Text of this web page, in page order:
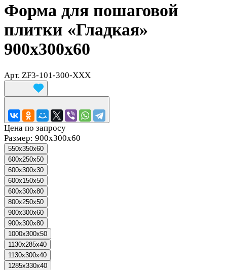
Форма для пошаговой
плитки «Гладкая»
900х300х60
Арт. ZF3-101-300-XXX
Цена по запросу
Размер: 900х300х60
550х350х60
600x250x50
600x300x30
600х150х50
600х300х80
800х250х50
900х300х60
900х300х80
1000x300x50
1130x285x40
1130x300x40
1285x330x40